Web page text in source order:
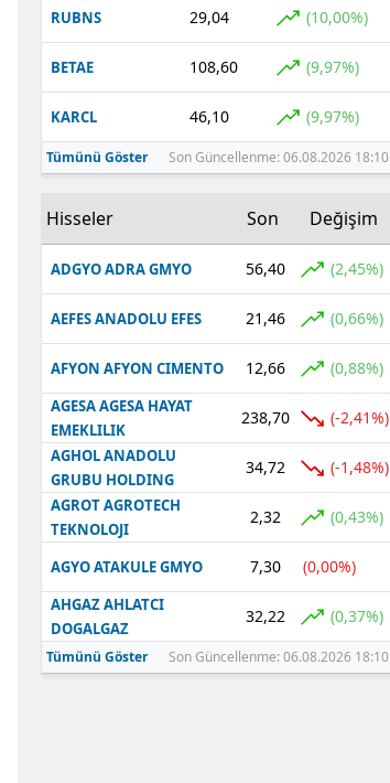
RUBNS 29,04 (10,00%)
BETAE 108,60 (9,97%)
KARCL 46,10 (9,97%)
Tümünü Göster Son Güncellenme: 06.08.2026 18:10
Hisseler Son Değişim
ADGYO ADRA GMYO 56,40 (2,45%)
AEFES ANADOLU EFES 21,46 (0,66%)
AFYON AFYON CIMENTO 12,66 (0,88%)
AGESA AGESA HAYAT
EMEKLILIK
238,70 (-2,41%)
AGHOL ANADOLU
GRUBU HOLDING
34,72 (-1,48%)
AGROT AGROTECH
TEKNOLOJI
2,32 (0,43%)
AGYO ATAKULE GMYO 7,30 (0,00%)
AHGAZ AHLATCI
DOGALGAZ
32,22 (0,37%)
Tümünü Göster Son Güncellenme: 06.08.2026 18:10